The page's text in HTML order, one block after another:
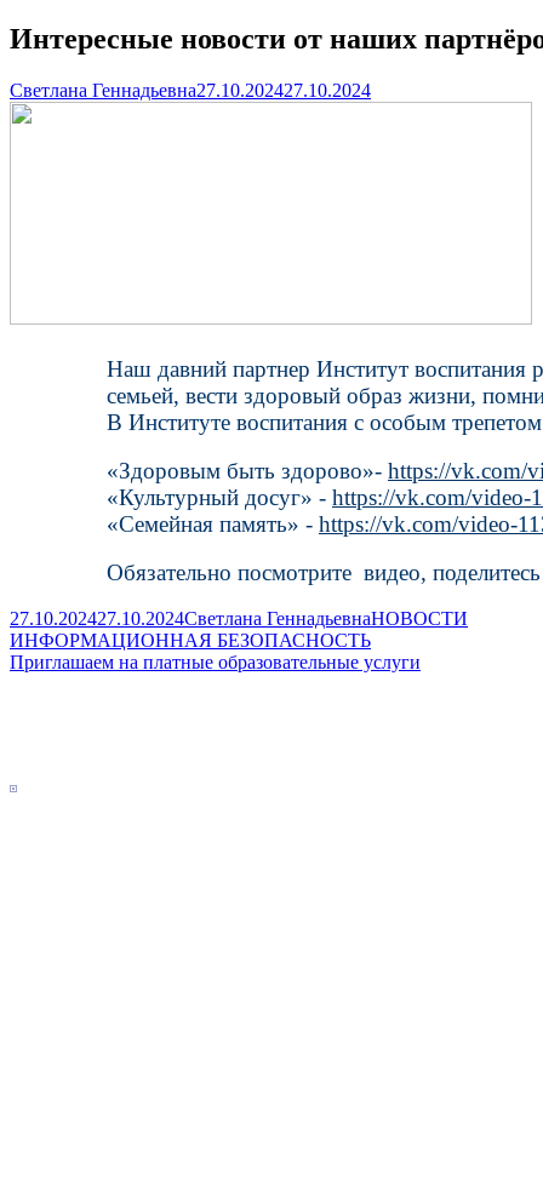
Интересные новости от наших
Author
Светлана ГеннадьевнаPublished
27.10.202427.10.2024
Наш давний партнер Институт воспитания
семьей, вести здоровый образ жизни,
В Институте воспитания с особым
«Здоровым быть здорово»- https://vk.com/
«Культурный досуг» - https://vk.com/video-
«Семейная память» - https://vk.com/video-
Обязательно посмотрите видео,
Published
on
27.10.202427.10.2024Author
Светлана ГеннадьевнаCategories
НОВОСТИ
Навигация
по
Previous
article:
ИНФОРМАЦИОННАЯ БЕЗОПАСНОСТЬ
Next
Приглашаем на платные образовательные услуги